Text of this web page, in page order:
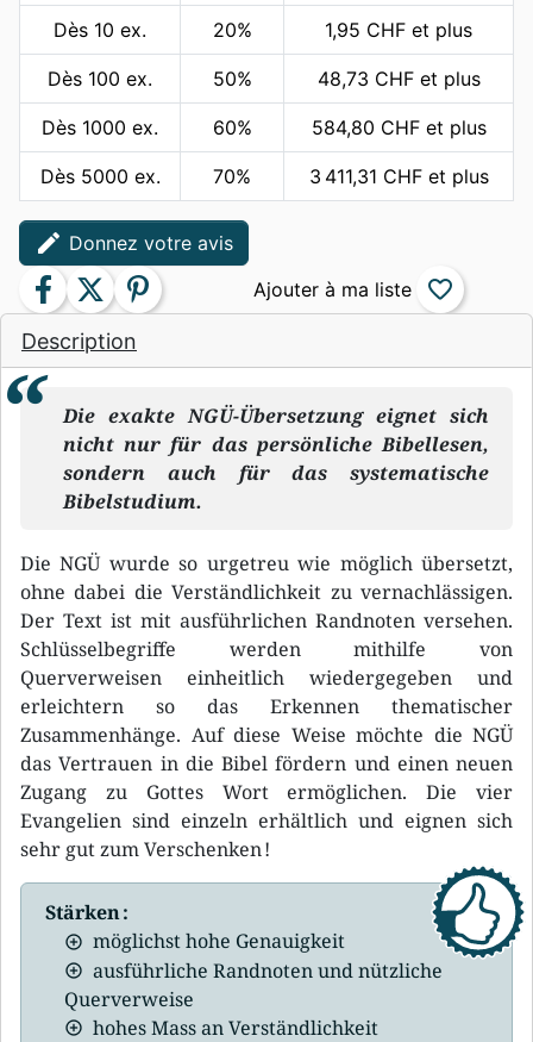
Description
Die exakte NGÜ-Übersetzung eignet sich
nicht nur für das persönliche Bibellesen,
sondern auch für das systematische
Bibelstudium.
Die NGÜ wurde so urgetreu wie möglich übersetzt,
ohne dabei die Verständlichkeit zu vernachlässigen.
Der Text ist mit ausführlichen Randnoten versehen.
Schlüsselbegriffe werden mithilfe von
Querverweisen einheitlich wiedergegeben und
erleichtern so das Erkennen thematischer
Zusammenhänge. Auf diese Weise möchte die NGÜ
das Vertrauen in die Bibel fördern und einen neuen
Zugang zu Gottes Wort ermöglichen. Die vier
Evangelien sind einzeln erhältlich und eignen sich
sehr gut zum Verschenken !
Stärken :
möglichst hohe Genauigkeit
ausführliche Randnoten und nützliche
Querverweise
hohes Mass an Verständlichkeit
Dès 10 ex. 20% 1,95 CHF et plus
Dès 100 ex. 50% 48,73 CHF et plus
Dès 1000 ex. 60% 584,80 CHF et plus
Dès 5000 ex. 70% 3 411,31 CHF et plus
edit Donnez votre avis
facebook twitter pinterest favorite_border